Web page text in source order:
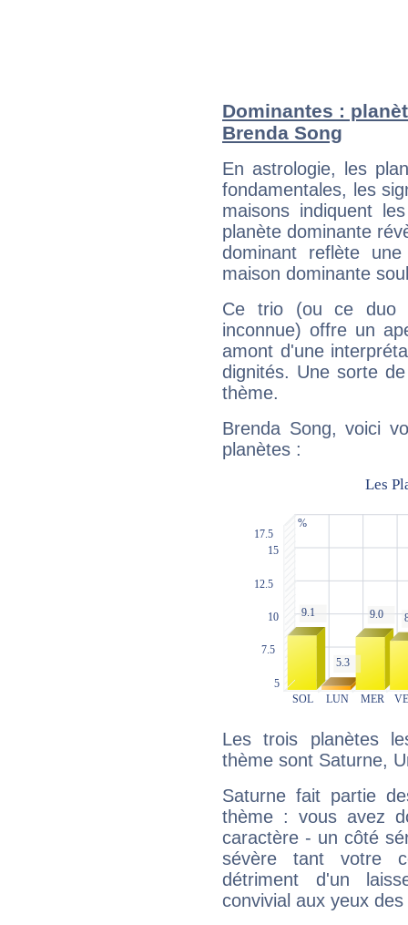
Dominantes :
Brenda Song
En astrologie, les
fondamentales, les
maisons indiquent
planète dominante
dominant reflète
maison dominante
Ce trio (ou ce duo
inconnue) offre un
amont d'une
dignités. Une sorte
thème.
Brenda Song, voici
planètes :
Les trois planètes
thème sont Saturne,
Saturne fait partie
thème : vous avez
caractère - un côté
sévère tant votre
détriment d'un
convivial aux yeux